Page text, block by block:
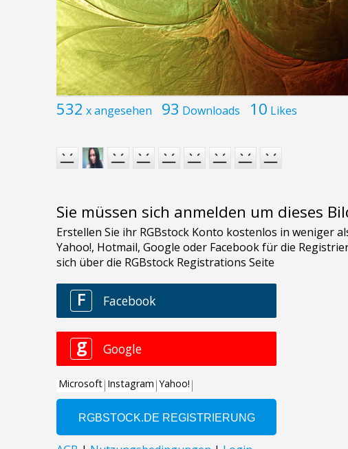
532 x angesehen 93 Downloads 10 Likes
Sie müssen sich anmelden um dieses